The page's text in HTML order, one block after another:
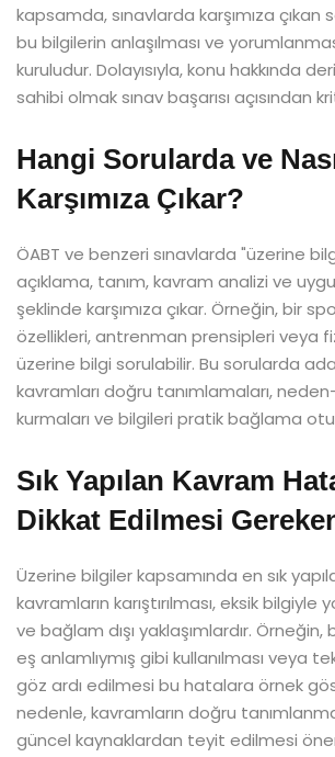
kapsamda, sınavlarda karşımıza çıkan
bu bilgilerin anlaşılması ve
kuruludur. Dolayısıyla, konu hakkında
sahibi olmak sınav başarısı açısından
Hangi Sorularda ve
Karşımıza Çıkar?
ÖABT ve benzeri sınavlarda "üzerine
açıklama, tanım, kavram analizi ve
şeklinde karşımıza çıkar. Örneğin, bir
özellikleri, antrenman prensipleri veya
üzerine bilgi sorulabilir. Bu sorularda
kavramları doğru tanımlamaları,
kurmaları ve bilgileri pratik bağlama
Sık Yapılan Kavram
Dikkat Edilmesi
Üzerine bilgiler kapsamında en sık
kavramların karıştırılması, eksik bilgiyle
ve bağlam dışı yaklaşımlardır.
eş anlamlıymış gibi kullanılması veya
göz ardı edilmesi bu hatalara örnek
nedenle, kavramların doğru
güncel kaynaklardan teyit edilmesi